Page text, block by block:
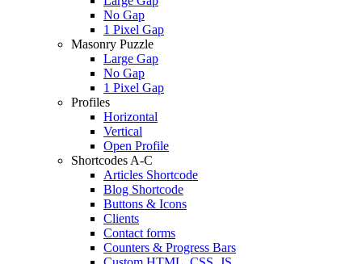
No Gap
1 Pixel Gap
Masonry Puzzle
Large Gap
No Gap
1 Pixel Gap
Profiles
Horizontal
Vertical
Open Profile
Shortcodes A-C
Articles Shortcode
Blog Shortcode
Buttons & Icons
Clients
Contact forms
Counters & Progress Bars